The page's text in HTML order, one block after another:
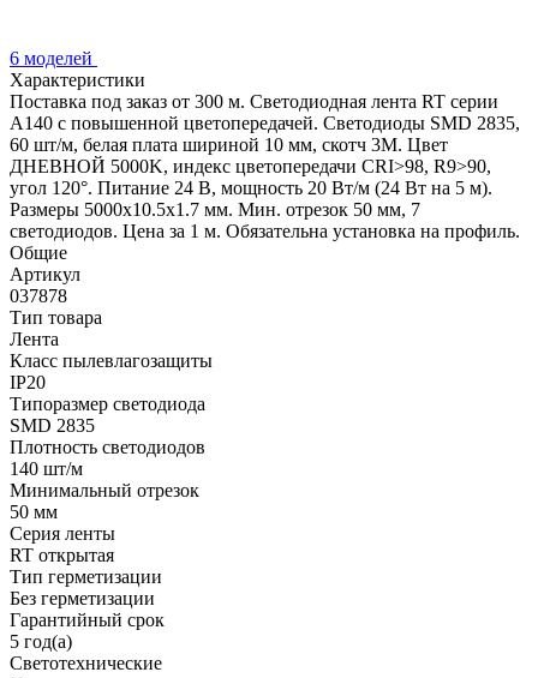
6 моделей
Характеристики
Поставка под заказ от 300 м. Светодиодная лента RT серии
A140 с повышенной цветопередачей. Светодиоды SMD 2835,
60 шт/м, белая плата шириной 10 мм, скотч 3М. Цвет
ДНЕВНОЙ 5000K, индекс цветопередачи CRI>98, R9>90,
угол 120°. Питание 24 В, мощность 20 Вт/м (24 Вт на 5 м).
Размеры 5000х10.5х1.7 мм. Мин. отрезок 50 мм, 7
светодиодов. Цена за 1 м. Обязательна установка на профиль.
Общие
Артикул
037878
Тип товара
Лента
Класс пылевлагозащиты
IP20
Типоразмер светодиода
SMD 2835
Плотность светодиодов
140 шт/м
Минимальный отрезок
50 мм
Серия ленты
RT открытая
Тип герметизации
Без герметизации
Гарантийный срок
5 год(а)
Светотехнические